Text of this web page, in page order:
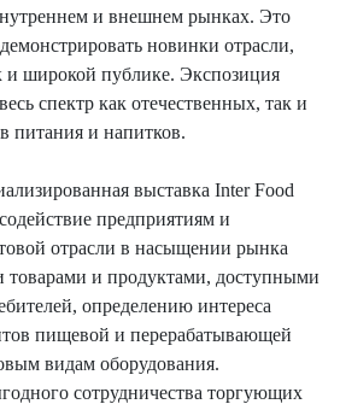
и внешнем рынках. Это
новинки отрасли,
и широкой публике. Экспозиция
спектр как отечественных, так и
питания и напитков.
выставка Inter Food
предприятиям и
отрасли в насыщении рынка
товарами и продуктами, доступными
определению интереса
пищевой и перерабатывающей
видам оборудования.
сотрудничества торгующих